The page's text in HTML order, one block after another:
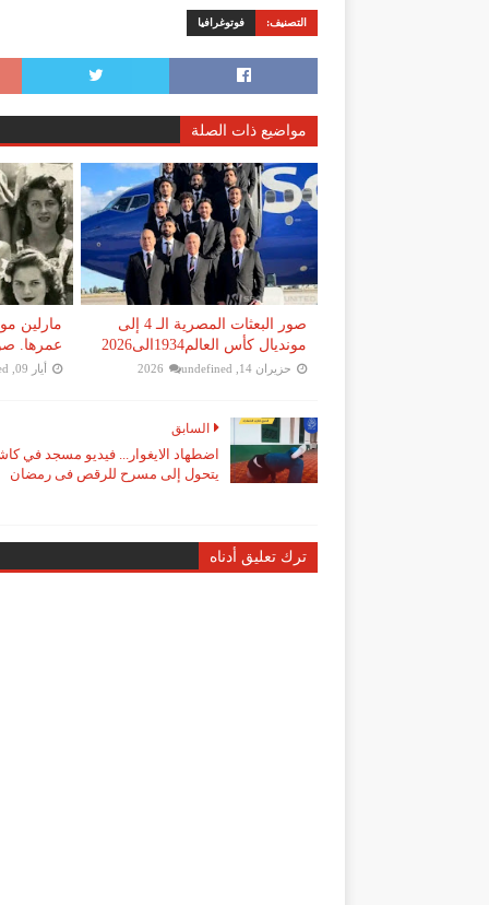
التصنيف: فوتوغرافيا
مواضيع ذات الصلة
صور البعثات المصرية الـ 4 إلى
مونديال كأس العالم1934الى2026
حزيران 14, 2026 undefined
مارلين
عمرها.
أيار 09, 2026
السابق
اضطهاد الايغوار... فيديو مسجد في
يتحول إلى مسرح للرقص فى رمضان
ترك تعليق أدناه